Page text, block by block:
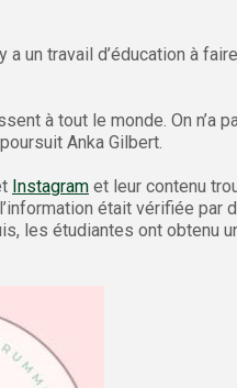
un travail d’éducation à
à tout le monde. On n’a
Anka Gilbert.
Instagram et leur contenu
était vérifiée par
les étudiantes ont obtenu